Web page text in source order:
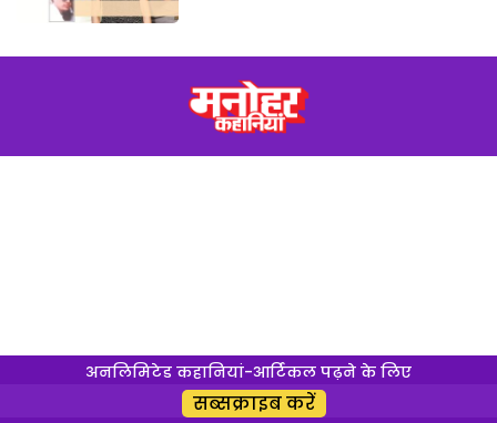
अनलिमिटेड कहानियां-आर्टिकल पढ़ने के लिए
सब्सक्राइब करें